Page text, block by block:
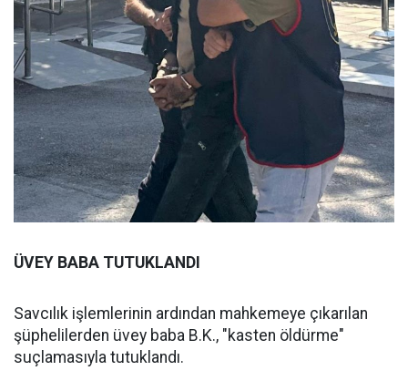
ÜVEY BABA TUTUKLANDI
Savcılık işlemlerinin ardından mahkemeye çıkarılan
şüphelilerden üvey baba B.K., "kasten öldürme"
suçlamasıyla tutuklandı.